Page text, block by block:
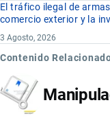
El tráfico ilegal de
comercio exterior y la
3 Agosto, 2026
Contenido